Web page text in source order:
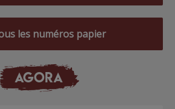
les numéros papier
AGORA